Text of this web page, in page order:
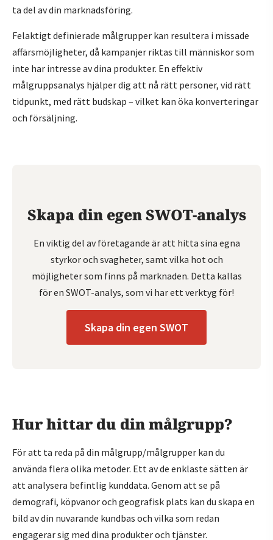
ta del av din marknadsföring.
Felaktigt definierade målgrupper kan resultera i missade
affärsmöjligheter, då kampanjer riktas till människor som
inte har intresse av dina produkter. En effektiv
målgruppsanalys hjälper dig att nå rätt personer, vid rätt
tidpunkt, med rätt budskap – vilket kan öka konverteringar
och försäljning.
Skapa din egen SWOT-analys
En viktig del av företagande är att hitta sina egna
styrkor och svagheter, samt vilka hot och
möjligheter som finns på marknaden. Detta kallas
för en SWOT-analys, som vi har ett verktyg för!
Skapa din egen SWOT
Hur hittar du din målgrupp?
För att ta reda på din målgrupp/målgrupper kan du
använda flera olika metoder. Ett av de enklaste sätten är
att analysera befintlig kunddata. Genom att se på
demografi, köpvanor och geografisk plats kan du skapa en
bild av din nuvarande kundbas och vilka som redan
engagerar sig med dina produkter och tjänster.